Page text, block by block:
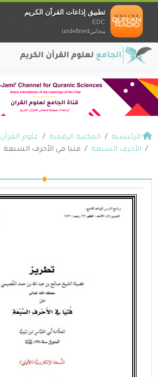
الرئيسية المكتبة الرقمية
علوم
الأحرف السبعة
فتيا في الأحرف السبعة
تطبيق إذاعات القرآن الكريم
EDC
مجانيundefined